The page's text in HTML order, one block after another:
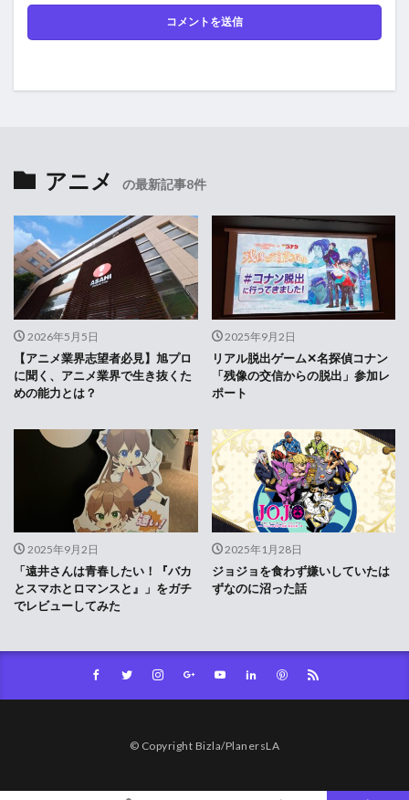
アニメ の最新記事8件
2026年5月5日
【アニメ業界志望者必見】旭プロ
に聞く、アニメ業界で生き抜くた
めの能力とは？
2025年9月2日
リアル脱出ゲーム✕名探偵コナン
「残像の交信からの脱出」参加レ
ポート
2025年9月2日
「遠井さんは青春したい！『バカ
とスマホとロマンスと』」をガチ
でレビューしてみた
2025年1月28日
ジョジョを食わず嫌いしていたは
ずなのに沼った話
© Copyright Bizla/PlanersLA